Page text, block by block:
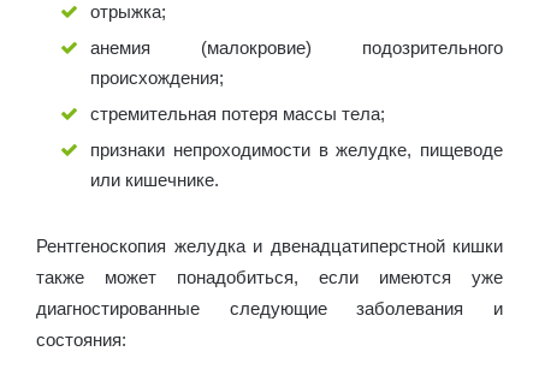
отрыжка;
анемия (малокровие) подозрительного
происхождения;
стремительная потеря массы тела;
признаки непроходимости в желудке, пищеводе
или кишечнике.
Рентгеноскопия желудка и двенадцатиперстной кишки
также может понадобиться, если имеются уже
диагностированные следующие заболевания и
состояния: